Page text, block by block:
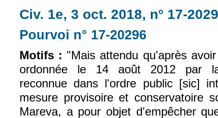
Civ. 1e, 3 oct. 2018, n° 17-
Pourvoi n° 17-20296
Motifs : "Mais attendu qu'après
ordonnée le 14 août 2012 par
reconnue dans l'ordre public [sic]
mesure provisoire et conservatoire
Mareva, a pour objet d'empêcher